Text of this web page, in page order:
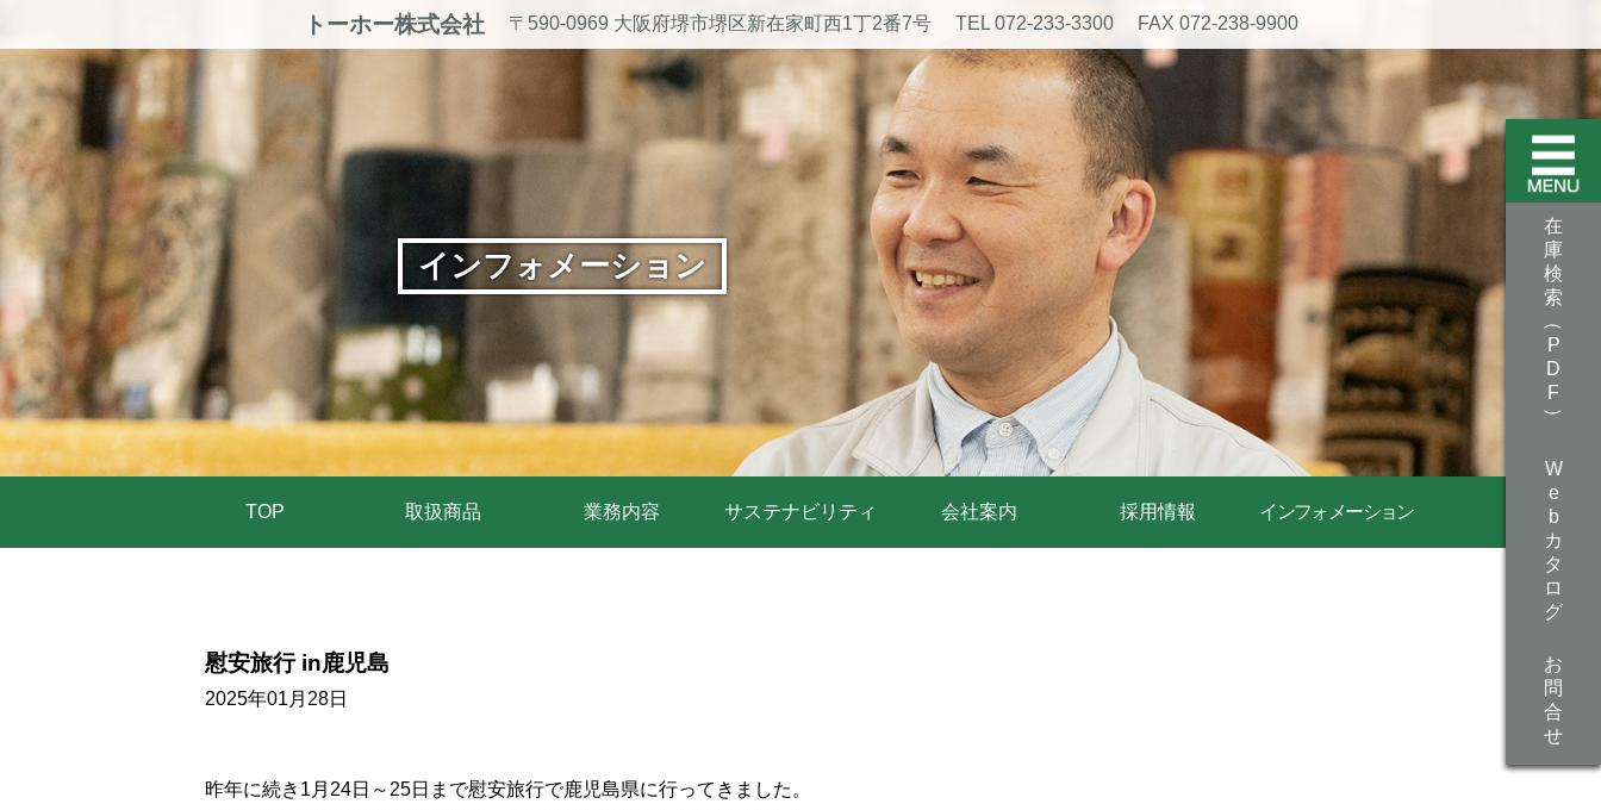
トーホー株式会社 〒590-0969 大阪府堺市堺区新在家町西1丁2番7号 TEL 072-233-3300 FAX 072-238-9900
インフォメーション
TOP 取扱商品 業務内容 サステナビリティ 会社案内 採用情報 インフォメーション
在
庫
検
索
（
P
D
F
）
W
e
b
カ
タ
ロ
グ
お
問
合
せ
慰安旅行 in鹿児島
2025年01月28日
昨年に続き1月24日～25日まで慰安旅行で鹿児島県に行ってきました。